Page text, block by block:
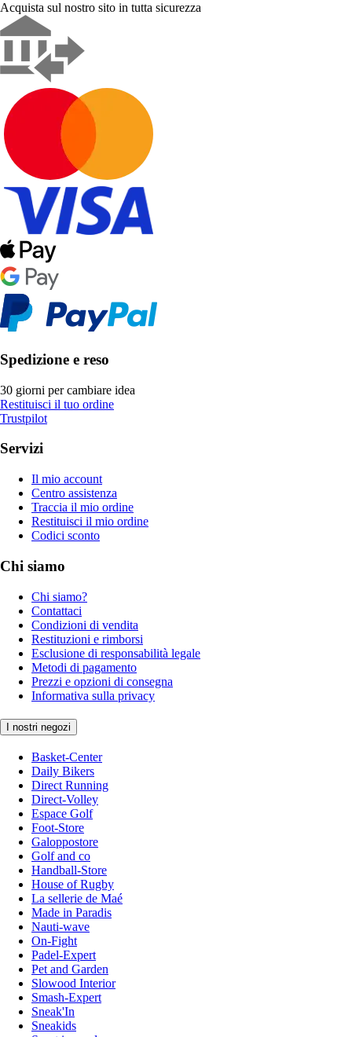
Acquista sul nostro sito in tutta sicurezza
Spedizione e reso
30 giorni per cambiare idea
Restituisci il tuo ordine
Trustpilot
Servizi
Il mio account
Centro assistenza
Traccia il mio ordine
Restituisci il mio ordine
Codici sconto
Chi siamo
Chi siamo?
Contattaci
Condizioni di vendita
Restituzioni e rimborsi
Esclusione di responsabilità legale
Metodi di pagamento
Prezzi e opzioni di consegna
Informativa sulla privacy
I nostri negozi
Basket-Center
Daily Bikers
Direct Running
Direct-Volley
Espace Golf
Foot-Store
Galoppostore
Golf and co
Handball-Store
House of Rugby
La sellerie de Maé
Made in Paradis
Nauti-wave
On-Fight
Padel-Expert
Pet and Garden
Slowood Interior
Smash-Expert
Sneak'In
Sneakids